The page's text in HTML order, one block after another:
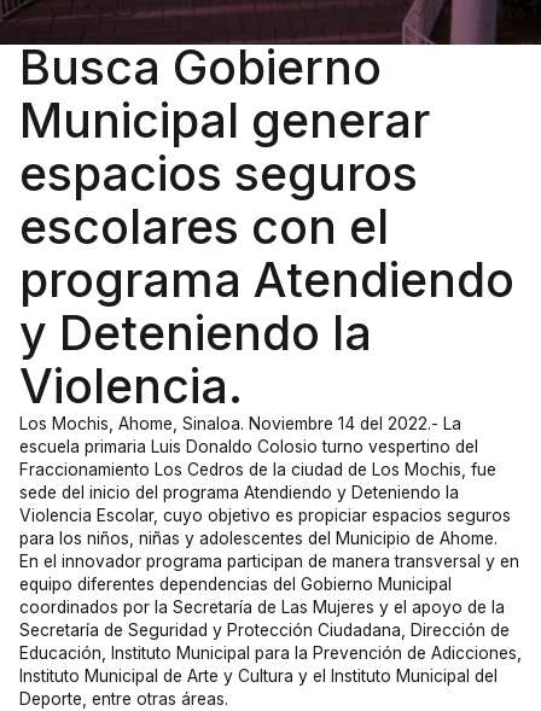
Busca Gobierno
Municipal generar
espacios seguros
escolares con el
programa Atendiendo
y Deteniendo la
Violencia.
Los Mochis, Ahome, Sinaloa. Noviembre 14 del 2022.- La
escuela primaria Luis Donaldo Colosio turno vespertino del
Fraccionamiento Los Cedros de la ciudad de Los Mochis, fue
sede del inicio del programa Atendiendo y Deteniendo la
Violencia Escolar, cuyo objetivo es propiciar espacios seguros
para los niños, niñas y adolescentes del Municipio de Ahome.
En el innovador programa participan de manera transversal y en
equipo diferentes dependencias del Gobierno Municipal
coordinados por la Secretaría de Las Mujeres y el apoyo de la
Secretaría de Seguridad y Protección Ciudadana, Dirección de
Educación, Instituto Municipal para la Prevención de Adicciones,
Instituto Municipal de Arte y Cultura y el Instituto Municipal del
Deporte, entre otras áreas.